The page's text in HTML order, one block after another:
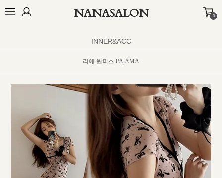
NANASALON 0
INNER&ACC
리에 원피스 PAJAMA